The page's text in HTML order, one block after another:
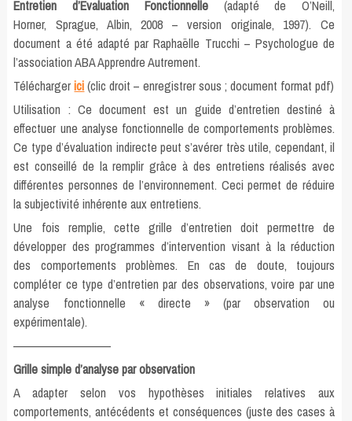
Entretien d’Evaluation Fonctionnelle (adapté de O’Neill,
Horner, Sprague, Albin, 2008 – version originale, 1997). Ce
document a été adapté par Raphaëlle Trucchi – Psychologue de
l’association ABA Apprendre Autrement.
Téléchargerici(clic droit – enregistrer sous ; document format pdf)
Utilisation : Ce document est un guide d’entretien destiné à
effectuer une analyse fonctionnelle de comportements problèmes.
Ce type d’évaluation indirecte peut s’avérer très utile, cependant, il
est conseillé de la remplir grâce à des entretiens réalisés avec
différentes personnes de l’environnement. Ceci permet de réduire
la subjectivité inhérente aux entretiens.
Une fois remplie, cette grille d’entretien doit permettre de
développer des programmes d’intervention visant à la réduction
des comportements problèmes. En cas de doute, toujours
compléter ce type d’entretien par des observations, voire par une
analyse fonctionnelle « directe » (par observation ou
expérimentale).
—————————–
Grille simple d’analyse par observation
A adapter selon vos hypothèses initiales relatives aux
comportements, antécédents et conséquences (juste des cases à